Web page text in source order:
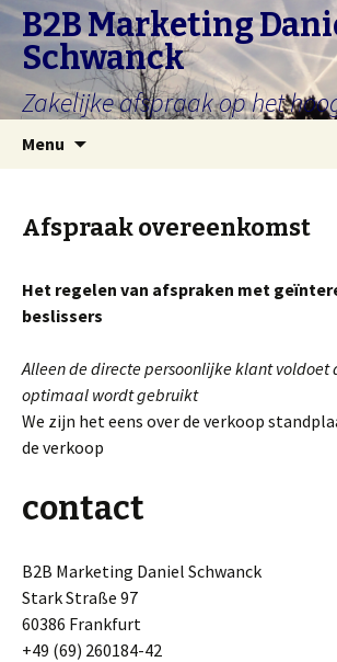
B2B Marketing
Schwanck
Zakelijke afspraak op het
Menu
Afspraak overeenkomst
Het regelen van afspraken met
beslissers
Alleen de directe persoonlijke klant voldoet
optimaal wordt gebruikt
We zijn het eens over de verkoop
de verkoop
contact
B2B Marketing Daniel Schwanck
Stark Straße 97
60386 Frankfurt
+49 (69) 260184-42